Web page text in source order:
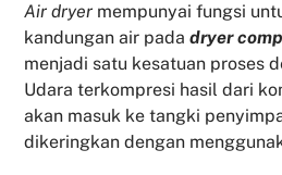
Air dryer mempunyai fungsi
kandungan air padadryer
menjadi satu kesatuan proses
Udara terkompresi hasil dari
akan masuk ke tangki
dikeringkan dengan